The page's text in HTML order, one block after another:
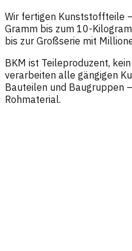
Wir fertigen Kunststoffteile
Gramm bis zum 10-
bis zur Großserie mit
BKM ist Teileproduzent,
verarbeiten alle gängigen
Bauteilen und Baugruppen
Rohmaterial.